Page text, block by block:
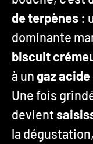
de terpènes :
dominante
biscuit
à ungaz
Une fois
devient
la